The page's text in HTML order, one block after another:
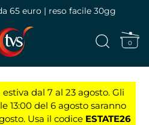
65 euro | reso facile 30gg
0
dal 7 al 23 agosto. Gli
13:00 del 6 agosto saranno
Usa il codice ESTATE26